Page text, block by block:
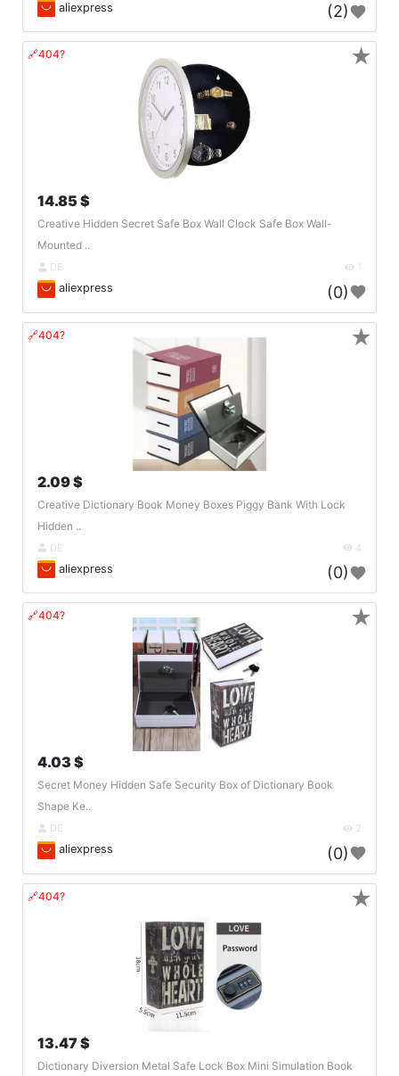
aliexpress (2)
🔗404?
14.85 $
Creative Hidden Secret Safe Box Wall Clock Safe Box Wall-
Mounted ..
DE 1
aliexpress (0)
★
🔗404?
2.09 $
Creative Dictionary Book Money Boxes Piggy Bank With Lock
Hidden ..
DE 4
aliexpress (0)
★
🔗404?
4.03 $
Secret Money Hidden Safe Security Box of Dictionary Book
Shape Ke..
DE 2
aliexpress (0)
★
🔗404?
13.47 $
Dictionary Diversion Metal Safe Lock Box Mini Simulation Book
★